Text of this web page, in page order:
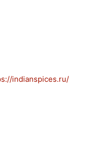
indianspices.ru/